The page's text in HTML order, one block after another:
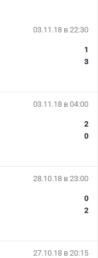
03.11.18 в 22:30
1
3
03.11.18 в 04:00
2
0
28.10.18 в 23:00
0
2
27.10.18 в 20:15